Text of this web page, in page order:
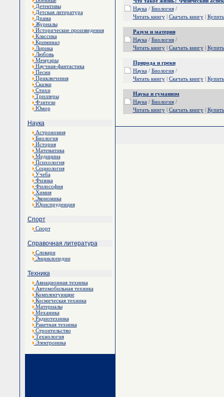
Детективы
Детская литература
Драма
Журналы
Исторические произведения
Классика
Криминал
Лирика
Любовь
Мемуары
Научная-фантастика
Песни
Приключения
Сказки
Стихи
Триллеры
Фэнтези
Юмор
Наука
Астрономия
Биология
История
Математика
Медицина
Психология
Социология
Учеба
Физика
Философия
Химия
Экономика
Юриспруденция
Спорт
Спорт
Справочная литература
Словари
Энциклопедии
Техника
Авиационная техника
Автомобильная техника
Комплектующие
Космическая техника
Материалы
Механика
Радиотехника
Ракетная техника
Строительство
Технология
Электроника
Наука/ Биология/
Читать книгу| Скачать книгу| Купить
Разум и материя
Наука/ Биология/
Читать книгу| Скачать книгу| Купить
Природа и греки
Наука/ Биология/
Читать книгу| Скачать книгу| Купить
Наука и гуманизм
Наука/ Биология/
Читать книгу| Скачать книгу| Купить